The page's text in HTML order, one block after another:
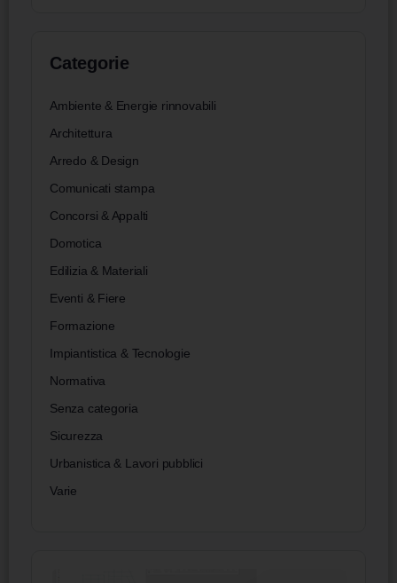
Categorie
Ambiente & Energie rinnovabili
Architettura
Arredo & Design
Comunicati stampa
Concorsi & Appalti
Domotica
Edilizia & Materiali
Eventi & Fiere
Formazione
Impiantistica & Tecnologie
Normativa
Senza categoria
Sicurezza
Urbanistica & Lavori pubblici
Varie